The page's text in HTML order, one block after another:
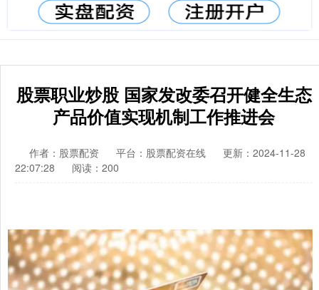
股票职业炒股 国家发改委召开健全生态
产品价值实现机制工作推进会
作者：股票配资 平台：股票配资在线
更新：2024-11-28
22:07:28
阅读：200